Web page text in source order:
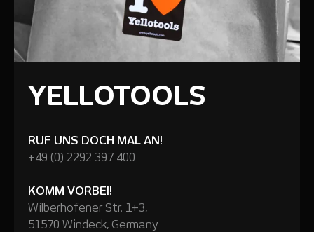
YELLOTOOLS
RUF UNS DOCH MAL AN!
+49 (0) 2292 397 400
KOMM VORBEI!
Wilberhofener Str. 1+3,
51570 Windeck, Germany